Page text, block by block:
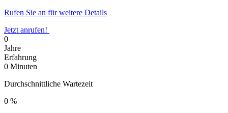
Rufen Sie an für weitere Details
Jetzt anrufen!
0
Jahre
Erfahrung
0 Minuten
Durchschnittliche Wartezeit
0 %